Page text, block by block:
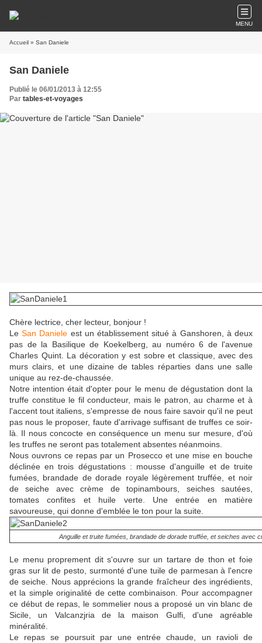
MENU
Accueil » San Daniele
San Daniele
Publié le 06/01/2013 à 12:55
Par tables-et-voyages
Chère lectrice, cher lecteur, bonjour !
LeSan Daniele est un établissement situé à Ganshoren, à deux
pas de la Basilique de Koekelberg, au numéro 6 de l'avenue
Charles Quint. La décoration y est sobre et classique, avec des
murs clairs, et une dizaine de tables réparties dans une salle
unique au rez-de-chaussée.
Notre intention était d'opter pour le menu de dégustation dont la
truffe constitue le fil conducteur, mais le patron, au charme et à
l'accent tout italiens, s'empresse de nous faire savoir qu'il ne peut
pas nous le proposer, faute d'arrivage suffisant de truffes ce soir-
là. Il nous concocte en conséquence un menu sur mesure, d'où
les truffes ne seront pas totalement absentes néanmoins.
Nous ouvrons ce repas par un Prosecco et une mise en bouche
déclinée en trois dégustations : mousse d'anguille et de truite
fumées, brandade de dorade royale légèrement truffée, et noir
de seiche avec crème de topinambours, seiches sautées,
tomates confites et huile verte. Une entrée en matière
savoureuse, qui donne d'emblée le ton pour la suite.
Anguille et truite fumées, brandade de dorade truffée, et seiches avec
Le menu proprement dit s'ouvre sur un tartare de thon et foie
gras sur lit de pesto, surmonté d'une tuile de parmesan à l'encre
de seiche. Nous apprécions la grande fraîcheur des ingrédients,
et la simple originalité de cette combinaison. Pour accompagner
ce début de repas, le sommelier nous a proposé un vin blanc de
Sicile, un Valcanzjria de la maison Gulfi, d'une agréable
minéralité.
Le repas se poursuit par une entrée chaude, un ravioli de